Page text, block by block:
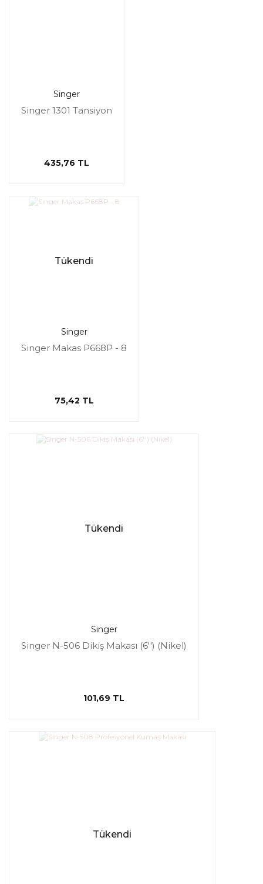
Singer
Singer 1301 Tansiyon
435,76 TL
Tükendi
Singer
Singer Makas P668P - 8
75,42 TL
Tükendi
Singer
Singer N-506 Dikiş Makası (6'') (Nikel)
101,69 TL
Tükendi